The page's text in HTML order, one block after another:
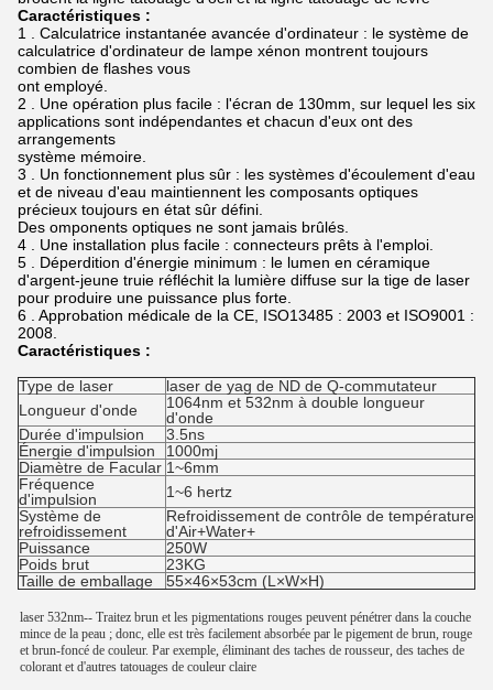
Caractéristiques :
1 . Calculatrice instantanée avancée d'ordinateur : le système de
calculatrice d'ordinateur de lampe xénon montrent toujours
combien de flashes vous
ont employé.
2 . Une opération plus facile : l'écran de 130mm, sur lequel les six
applications sont indépendantes et chacun d'eux ont des
arrangements
système mémoire.
3 . Un fonctionnement plus sûr : les systèmes d'écoulement d'eau
et de niveau d'eau maintiennent les composants optiques
précieux toujours en état sûr défini.
Des omponents optiques ne sont jamais brûlés.
4 . Une installation plus facile : connecteurs prêts à l'emploi.
5 . Déperdition d'énergie minimum : le lumen en céramique
d'argent-jeune truie réfléchit la lumière diffuse sur la tige de laser
pour produire une puissance plus forte.
6 . Approbation médicale de la CE, ISO13485 : 2003 et ISO9001 :
2008.
Caractéristiques :
Type de laser
laser de yag de ND de Q-commutateur
Longueur d'onde
1064nm et 532nm à double longueur
d'onde
Durée d'impulsion
3.5ns
Énergie d'impulsion
1000mj
Diamètre de Facular 1~6mm
Fréquence
d'impulsion
1~6 hertz
Système de
refroidissement
Refroidissement de contrôle de température
d'Air+Water+
Puissance
250W
Poids brut
23KG
Taille de emballage
55×46×53cm (L×W×H)
laser 532nm-- Traitez brun et les pigmentations rouges peuvent pénétrer dans la couche
mince de la peau ; donc, elle est très facilement absorbée par le pigement de brun, rouge
et brun-foncé de couleur. Par exemple, éliminant des taches de rousseur, des taches de
colorant et d'autres tatouages de couleur claire